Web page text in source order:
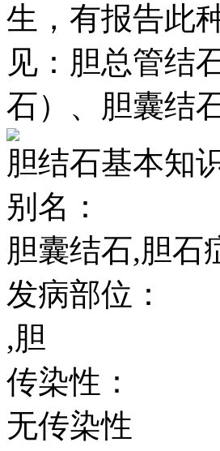
生，有报告此
见：胆总管结
石）、胆囊结
胆结石基本知
别名：
胆囊结石,胆石
发病部位：
,胆
传染性：
无传染性